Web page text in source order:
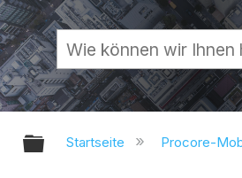
Globale
Startseite Procore-